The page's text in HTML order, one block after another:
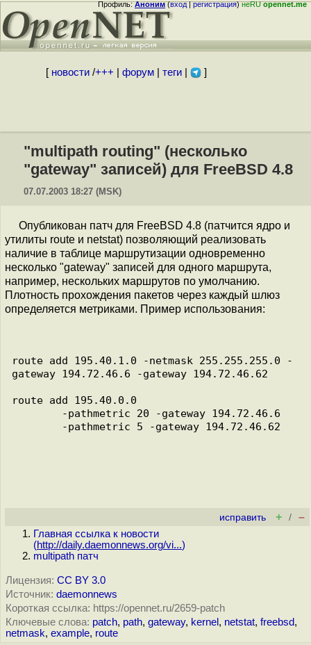
Профиль:Аноним(вход|регистрация)неRUopennet.me
[ новости/+++ форум| теги| ]
"multipath routing" (несколько
"gateway" записей) для FreeBSD 4.8
07.07.2003 18:27 (MSK)
Опубликован патч для FreeBSD 4.8 (патчится ядро и
утилиты route и netstat) позволяющий реализовать
наличие в таблице маршрутизации одновременно
несколько "gateway" записей для одного маршрута,
например, нескольких маршрутов по умолчанию.
Плотность прохождения пакетов через каждый шлюз
определяется метриками. Пример использования:
route add 195.40.1.0 -netmask 255.255.255.0 -
gateway 194.72.46.6 -gateway 194.72.46.62
route add 195.40.0.0
исправить + / –
Главная ссылка к новости
(http://daily.daemonnews.org/vi...)
multipath патч
Лицензия: CC BY 3.0
Источник: daemonnews
Короткая ссылка: https://opennet.ru/2659-patch
Ключевые слова: patch, path, gateway, kernel , netstat, freebsd,
netmask, example, route